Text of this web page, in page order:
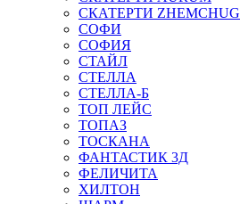
СКАТЕРТИ ZHEMCHUG
СОФИ
СОФИЯ
СТАЙЛ
СТЕЛЛА
СТЕЛЛА-Б
ТОП ЛЕЙС
ТОПАЗ
ТОСКАНА
ФАНТАСТИК 3Д
ФЕЛИЧИТА
ХИЛТОН